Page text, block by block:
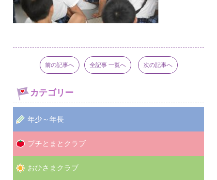
前の記事へ 全記事 一覧へ 次の記事へ
カテゴリー
年少～年長
プチとまとクラブ
おひさまクラブ